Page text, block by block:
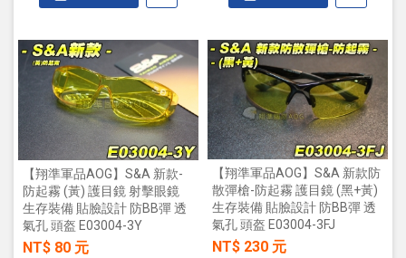
【翔準軍品AOG】S&A 新款-
防起霧 (黃) 護目鏡 射擊眼鏡
生存裝備 貼臉設計 防BB彈 透
氣孔 頭盔 E03004-3Y
NT$ 80 元
【翔準軍品AOG】S&A 新款防
散彈槍-防起霧 護目鏡 (黑+黃)
生存裝備 貼臉設計 防BB彈 透
氣孔 頭盔 E03004-3FJ
NT$ 230 元